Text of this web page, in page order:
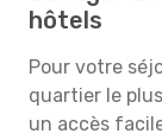
hôtels
Pour votre
quartier le
un accès